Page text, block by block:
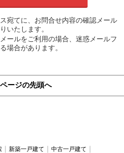
宛てに、お問合せ内容の確認メール
いたします。
ールをご利用の場合、迷惑メールフ
場合があります。
ージの先頭へ
新築一戸建て
中古一戸建て